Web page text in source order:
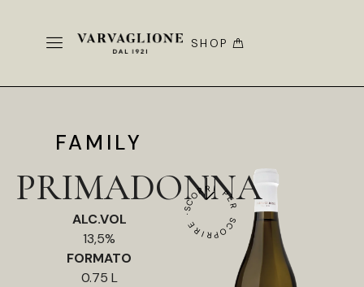
SHOP
FAMILY
PRIMADONNA
ALC.VOL
13,5%
FORMATO
0.75 L
SCORRI PER SCOPRIRE ·